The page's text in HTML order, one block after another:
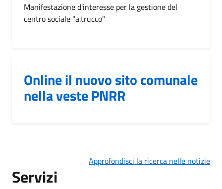
Manifestazione d'interesse per la gestione del
centro sociale "a.trucco"
Online il nuovo sito comunale
nella veste PNRR
Approfondisci la ricerca nelle notizie
Servizi